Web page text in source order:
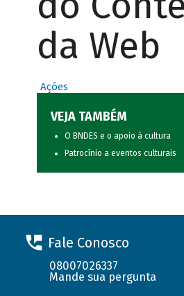
da Web
Ações
VEJA TAMBÉM
O BNDES e o apoio à cultura
Patrocínio a eventos culturais
Fale Conosco
08007026337
Mande sua pergunta